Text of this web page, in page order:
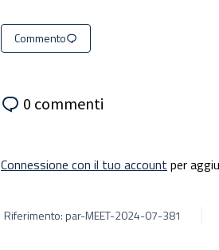
Commento
0 commenti
Connessione con il tuo account per
Riferimento: par-MEET-2024-07-381